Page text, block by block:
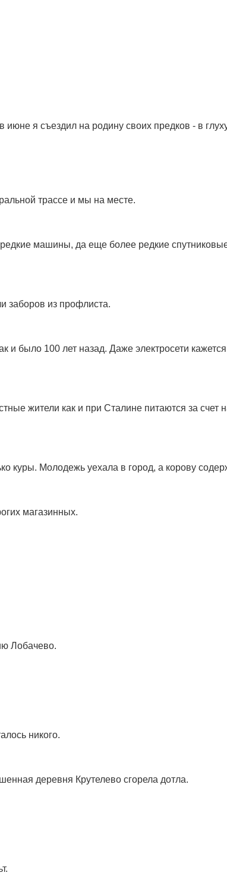
я съездил на родину своих предков - в
трассе и мы на месте.
машины, да еще более редкие
заборов из профлиста.
и было 100 лет назад. Даже электросети
жители как и при Сталине питаются за счет
куры. Молодежь уехала в город, а корову
магазинных.
Лобачево.
никого.
деревня Крутелево сгорела дотла.